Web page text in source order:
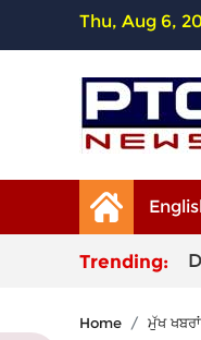
Thu, Aug 6,
Trending:
Home ਮੁੱਖ ਖਬਰਾਂ